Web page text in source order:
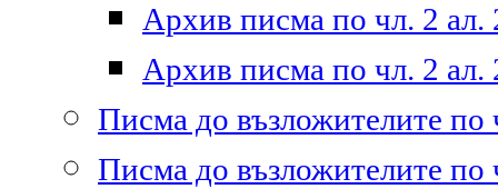
Архив писма по чл. 2 ал.
Архив писма по чл. 2 ал.
Писма до възложителите по
Писма до възложителите по